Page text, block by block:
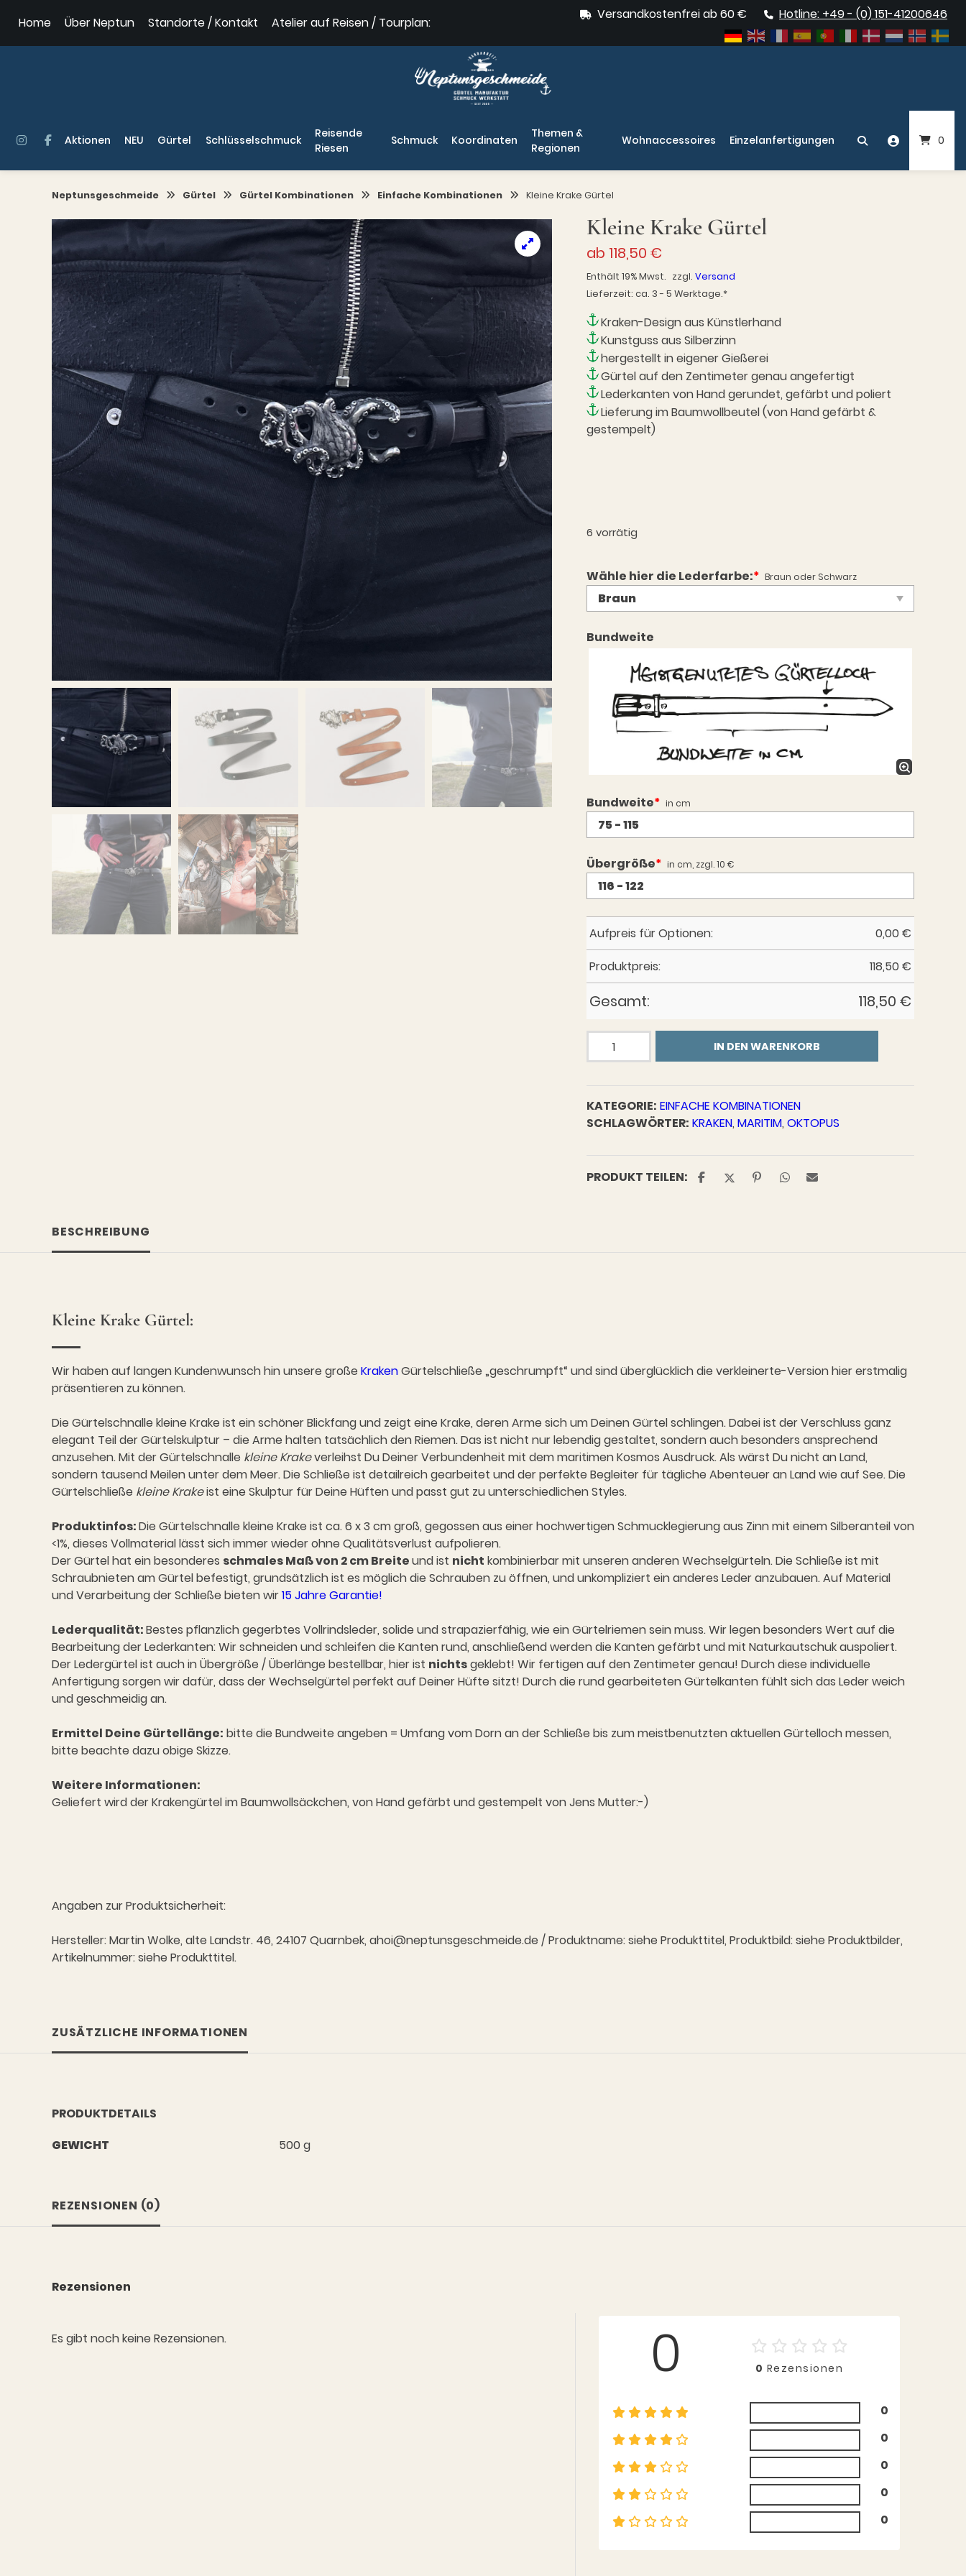
zum
Inhalt
Home Über Neptun Standorte / Kontakt Atelier auf Reisen / Tourplan:
Versandkostenfrei ab 60 € Hotline: +49 - (0) 151-41200646
Aktionen NEU Gürtel Schlüsselschmuck
Reisende
Riesen
Schmuck Koordinaten
Themen &
Regionen
Wohnaccessoires Einzelanfertigungen 0
Neptunsgeschmeide Gürtel Gürtel Kombinationen Einfache Kombinationen Kleine Krake Gürtel
Kleine Krake Gürtel
ab 118,50 €
Enthält 19% Mwst. zzgl. Versand
Lieferzeit: ca. 3 - 5 Werktage.*
Kraken-Design aus Künstlerhand
Kunstguss aus Silberzinn
hergestellt in eigener Gießerei
Gürtel auf den Zentimeter genau angefertigt
Lederkanten von Hand gerundet, gefärbt und poliert
Lieferung im Baumwollbeutel (von Hand gefärbt &
gestempelt)
6 vorrätig
Wähle hier die Lederfarbe:* Braun oder Schwarz
Bundweite
Bundweite* in cm
Übergröße* in cm, zzgl. 10 €
Aufpreis für Optionen: 0,00€
Produktpreis:
118,50€
Gesamt: 118,50 €
Kleine
Krake
Menge
IN DEN WARENKORB
KATEGORIE: EINFACHE KOMBINATIONEN
SCHLAGWÖRTER: KRAKEN, MARITIM, OKTOPUS
PRODUKT TEILEN:
BESCHREIBUNG
Kleine Krake Gürtel:
Wir haben auf langen Kundenwunsch hin unsere große KrakenGürtelschließe „geschrumpft“ und sind überglücklich die verkleinerte-Version hier erstmalig
präsentieren zu können.
Die Gürtelschnalle kleine Krake ist ein schöner Blickfang und zeigt eine Krake, deren Arme sich um Deinen Gürtel schlingen. Dabei ist der Verschluss ganz
elegant Teil der Gürtelskulptur – die Arme halten tatsächlich den Riemen. Das ist nicht nur lebendig gestaltet, sondern auch besonders ansprechend
anzusehen. Mit der Gürtelschnalle kleine Krakeverleihst Du Deiner Verbundenheit mit dem maritimen Kosmos Ausdruck. Als wärst Du nicht an Land,
sondern tausend Meilen unter dem Meer. Die Schließe ist detailreich gearbeitet und der perfekte Begleiter für tägliche Abenteuer an Land wie auf See. Die
Gürtelschließe kleine Krakeist eine Skulptur für Deine Hüften und passt gut zu unterschiedlichen Styles.
Produktinfos:Die Gürtelschnalle kleine Krake ist ca. 6 x 3 cm groß, gegossen aus einer hochwertigen Schmucklegierung aus Zinn mit einem Silberanteil von
<1%, dieses Vollmaterial lässt sich immer wieder ohne Qualitätsverlust aufpolieren.
Der Gürtel hat ein besonderes schmales Maß von 2 cm Breiteund ist nicht kombinierbar mit unseren anderen Wechselgürteln. Die Schließe ist mit
Schraubnieten am Gürtel befestigt, grundsätzlich ist es möglich die Schrauben zu öffnen, und unkompliziert ein anderes Leder anzubauen. Auf Material
und Verarbeitung der Schließe bieten wir15 Jahre Garantie!
Lederqualität:Bestes pflanzlich gegerbtes Vollrindsleder, solide und strapazierfähig, wie ein Gürtelriemen sein muss. Wir legen besonders Wert auf die
Bearbeitung der Lederkanten: Wir schneiden und schleifen die Kanten rund, anschließend werden die Kanten gefärbt und mit Naturkautschuk auspoliert.
Der Ledergürtel ist auch in Übergröße / Überlänge bestellbar, hier ist nichtsgeklebt! Wir fertigen auf den Zentimeter genau! Durch diese individuelle
Anfertigung sorgen wir dafür, dass der Wechselgürtel perfekt auf Deiner Hüfte sitzt! Durch die rund gearbeiteten Gürtelkanten fühlt sich das Leder weich
und geschmeidig an.
Ermittel Deine Gürtellänge: bitte die Bundweite angeben = Umfang vom Dorn an der Schließe bis zum meistbenutzten aktuellen Gürtelloch messen,
bitte beachte dazu obige Skizze.
Weitere Informationen:
Geliefert wird der Krakengürtel im Baumwollsäckchen, von Hand gefärbt und gestempelt von Jens Mutter:-)
Angaben zur Produktsicherheit:
Hersteller: Martin Wolke, alte Landstr. 46, 24107 Quarnbek, ahoi@neptunsgeschmeide.de / Produktname: siehe Produkttitel, Produktbild: siehe Produktbilder,
Artikelnummer: siehe Produkttitel.
ZUSÄTZLICHE INFORMATIONEN
PRODUKTDETAILS
GEWICHT
500 g
REZENSIONEN (0)
Rezensionen
Es gibt noch keine Rezensionen. 0 0 Rezensionen
0
0
0
0
0